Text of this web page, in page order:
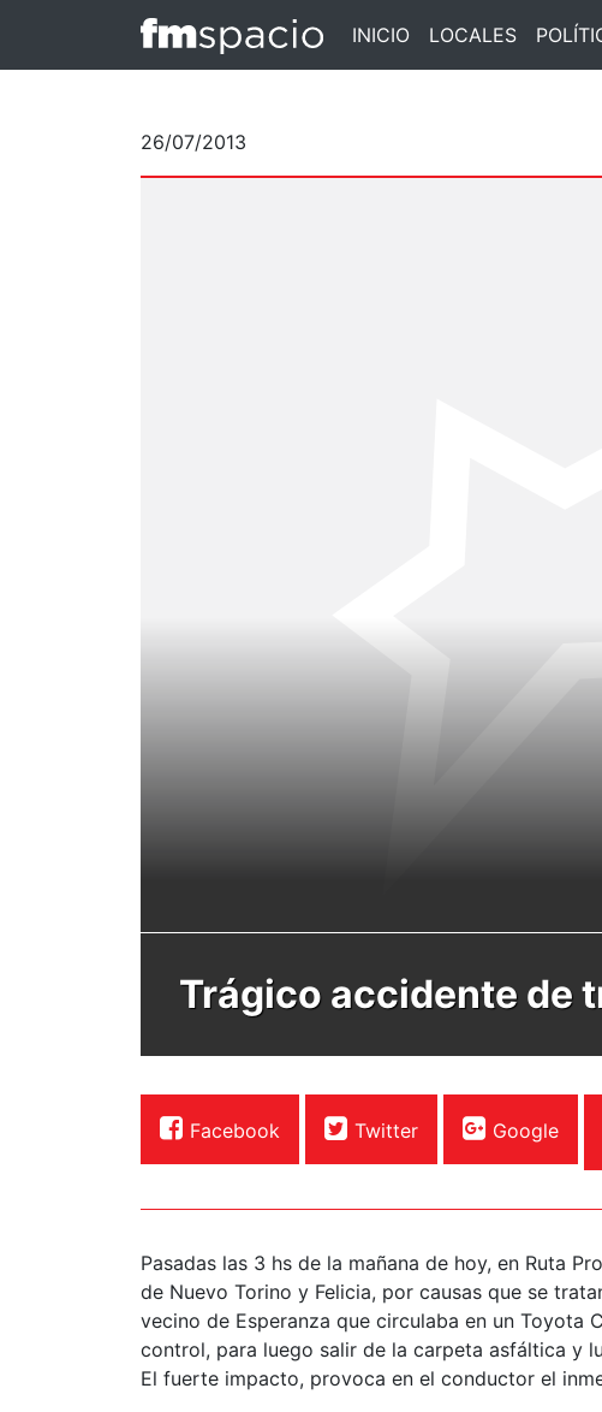
INICIO LOCALES
26/07/2013
Trágico accidente de
Facebook Twitter Google
Pasadas las 3 hs de la mañana de hoy, en Ruta
de Nuevo Torino y Felicia, por causas que se
vecino de Esperanza que circulaba en un Toyota
control, para luego salir de la carpeta asfáltica y
El fuerte impacto, provoca en el conductor el
Accidente Felicia -